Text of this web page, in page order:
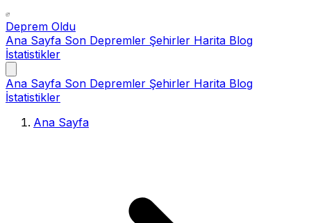
Deprem Oldu
Ana Sayfa Son Depremler Şehirler Harita Blog
İstatistikler
Ana Sayfa Son Depremler Şehirler Harita Blog
İstatistikler
Ana Sayfa